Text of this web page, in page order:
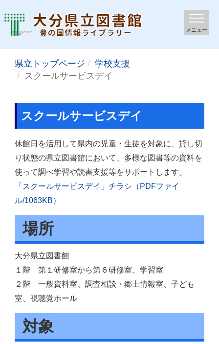
メニュー
県立トップページ
学校支援
スクールサービスデイ
スクールサービスデイ
休館日を活用して県内の児童・生徒を対象に、貸し切
り状態の県立図書館において、多様な図書等の資料を
使って調べ学習や読書支援等をサポートします。
「スクールサービスデイ」チラシ（PDFファイ
ル/1063KB）
場所
大分県立図書館
１階 第１研修室から第６研修室、学習室
２階 一般資料室、調査相談・郷土情報室、子ども
室、視聴覚ホール
対象